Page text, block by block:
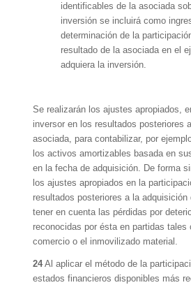
identificables de la asociada
inversión se incluirá como
determinación de la
resultado de la asociada en el
adquiera la inversión.
Se realizarán los ajustes apropiados,
inversor en los resultados posteriores
asociada, para contabilizar, por
los activos amortizables basada en
en la fecha de adquisición. De forma
los ajustes apropiados en la
resultados posteriores a la
tener en cuenta las pérdidas por
reconocidas por ésta en partidas tales
comercio o el inmovilizado material.
24Al aplicar el método de la
estados financieros disponibles más